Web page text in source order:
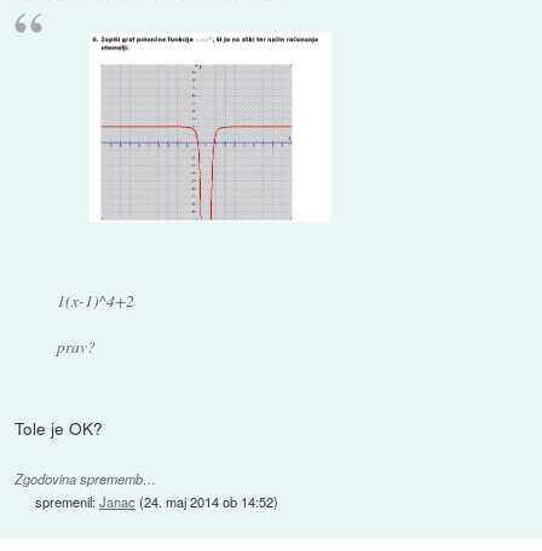
1(x-1)^4+2
prav?
Tole je OK?
Zgodovina sprememb…
spremenil:Janac (24. maj 2014 ob 14:52)